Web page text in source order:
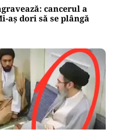
cancerul a
aș dori să se plângă